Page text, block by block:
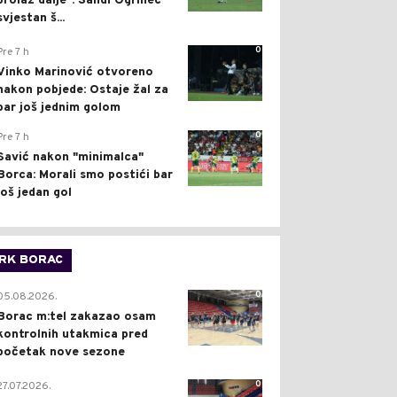
š...
0
7 h
Marinović otvoreno
pobjede: Ostaje žal za
još jednim golom
0
7 h
nakon "minimalca"
Morali smo postići bar
jedan gol
BORAC
0
m:tel zakazao osam
utakmica pred
nove sezone
0